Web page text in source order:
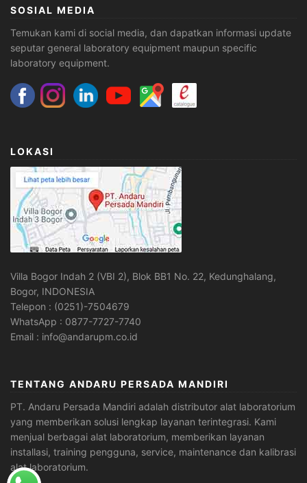
SOSIAL MEDIA
Temukan kami di social media, dan dapatkan informasi update
seputar general laboratory equipment maupun specific
laboratory equipment.
LOKASI
Villa Bogor Indah 2 (VBI 2), Blok BB1 No. 22, Kedunghalang,
Bogor, INDONESIA
Telepon : (0251)-7504679
WhatsApp : 0877-7727-7740
Email : info@andarupm.co.id
TENTANG ANDARU PERSADA MANDIRI
PT. Andaru Persada Mandiri adalah distributor alat laboratorium
yang memberikan solusi lengkap layanan terintegrasi. Kami
menjual berbagai alat laboratorium, memberikan layanan
installasi, training pengguna, service, maintenance dan kalibrasi
alat laboratorium.